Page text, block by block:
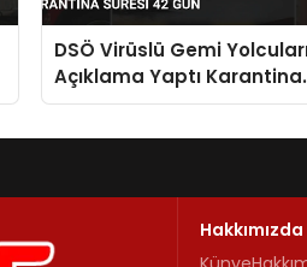
DSÖ Virüslü Gemi
Açıklama Yaptı Karantina
Süresi 42 Gün
Hakkımızda